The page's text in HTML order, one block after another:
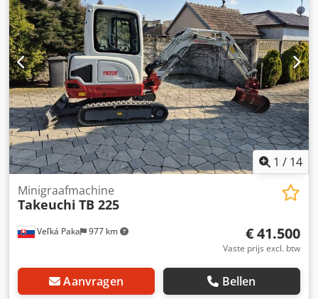
1 / 14
Veľká Paka 977 km
Minigraafmachine
Takeuchi TB 225
€ 41.500
Vaste prijs excl. btw
Aanvragen Bellen